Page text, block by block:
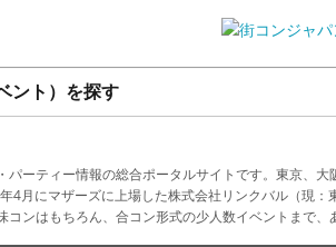
ント）を探す
ーティー情報の総合ポータルサイトです。東京、
4月にマザーズに上場した株式会社リンクバル（現
ンはもちろん、合コン形式の少人数イベントまで、